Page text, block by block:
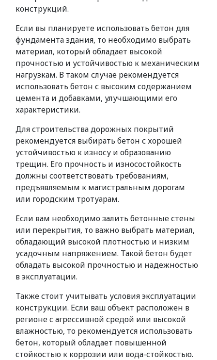
конструкций.
Если вы планируете использовать бетон для
фундамента здания, то необходимо выбрать
материал, который обладает высокой
прочностью и устойчивостью к механическим
нагрузкам. В таком случае рекомендуется
использовать бетон с высоким содержанием
цемента и добавками, улучшающими его
характеристики.
Для строительства дорожных покрытий
рекомендуется выбирать бетон с хорошей
устойчивостью к износу и образованию
трещин. Его прочность и износостойкость
должны соответствовать требованиям,
предъявляемым к магистральным дорогам
или городским тротуарам.
Если вам необходимо залить бетонные стены
или перекрытия, то важно выбрать материал,
обладающий высокой плотностью и низким
усадочным напряжением. Такой бетон будет
обладать высокой прочностью и надежностью
в эксплуатации.
Также стоит учитывать условия эксплуатации
конструкции. Если ваш объект расположен в
регионе с агрессивной средой или высокой
влажностью, то рекомендуется использовать
бетон, который обладает повышенной
стойкостью к коррозии или вода-стойкостью.